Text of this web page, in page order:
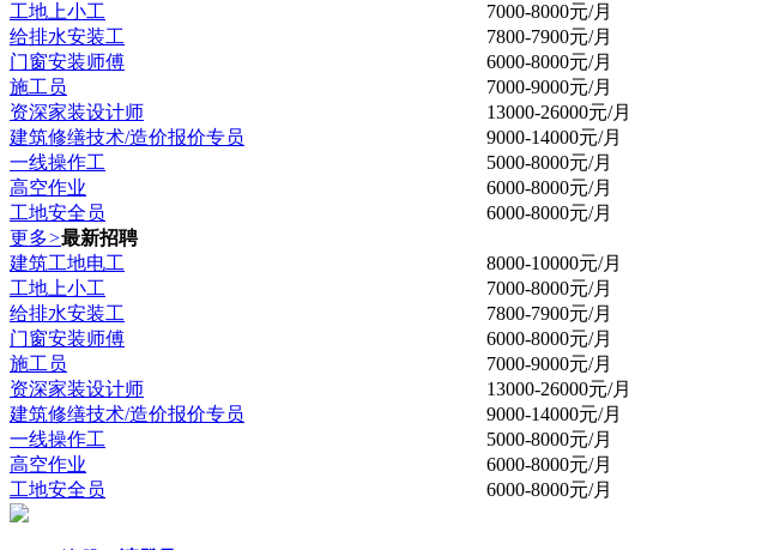
工地上小工 7000-8000元/月
给排水安装工
7800-7900元/月
门窗安装师傅
6000-8000元/月
施工员
7000-9000元/月
资深家装设计师
13000-26000元/月
建筑修缮技术/造价报价专员
9000-14000元/月
一线操作工
5000-8000元/月
高空作业
6000-8000元/月
工地安全员
6000-8000元/月
更多>最新招聘
建筑工地电工
8000-10000元/月
工地上小工
7000-8000元/月
给排水安装工
7800-7900元/月
门窗安装师傅
6000-8000元/月
施工员
7000-9000元/月
资深家装设计师
13000-26000元/月
建筑修缮技术/造价报价专员
9000-14000元/月
一线操作工
5000-8000元/月
高空作业
6000-8000元/月
工地安全员
6000-8000元/月